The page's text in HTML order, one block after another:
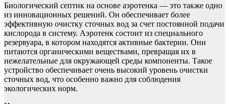
Биологический септик на основе аэротенка — это также одно
из инновационных решений. Он обеспечивает более
эффективную очистку сточных вод за счет постоянной подачи
кислорода в систему. Аэротенк состоит из специального
резервуара, в котором находятся активные бактерии. Они
питаются органическими веществами, превращая их в
нежелательные для окружающей среды компоненты. Такое
устройство обеспечивает очень высокий уровень очистки
сточных вод, что особенно важно для соблюдения
экологических норм.